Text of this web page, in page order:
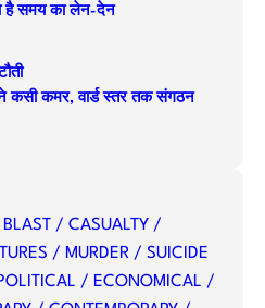
है समय का लेन-देन
कसी कमर, वार्ड स्तर तक संगठन
/ CASUALTY /
/ MURDER / SUICIDE
/ ECONOMICAL /